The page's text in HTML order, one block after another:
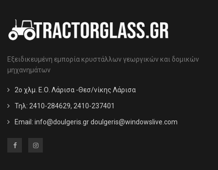
Εξειδικευμένη εμπορία κρυστάλλων γεωργικών και δομικών
μηχανημάτων
2ο χλμ. Ε.Ο. Λάρισα -Θεσ/νίκης Λάρισα
Τηλ: 2410-284629, 2410-237401
Email: info@doulgeris.gr doulgeris@windowslive.com